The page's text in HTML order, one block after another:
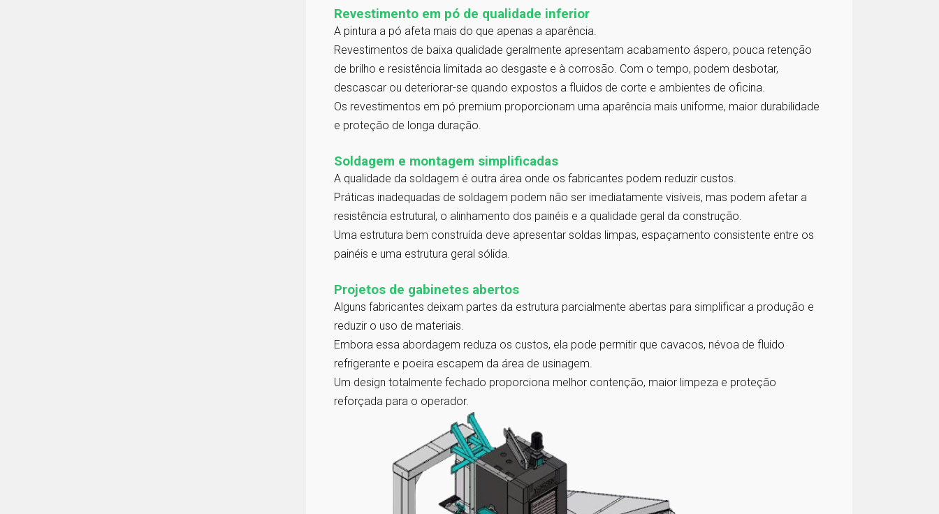
Revestimento em pó de qualidade inferior
A pintura a pó afeta mais do que apenas a aparência.
Revestimentos de baixa qualidade geralmente apresentam acabamento áspero, pouca retenção
de brilho e resistência limitada ao desgaste e à corrosão. Com o tempo, podem desbotar,
descascar ou deteriorar-se quando expostos a fluidos de corte e ambientes de oficina.
Os revestimentos em pó premium proporcionam uma aparência mais uniforme, maior durabilidade
e proteção de longa duração.
Soldagem e montagem simplificadas
A qualidade da soldagem é outra área onde os fabricantes podem reduzir custos.
Práticas inadequadas de soldagem podem não ser imediatamente visíveis, mas podem afetar a
resistência estrutural, o alinhamento dos painéis e a qualidade geral da construção.
Uma estrutura bem construída deve apresentar soldas limpas, espaçamento consistente entre os
painéis e uma estrutura geral sólida.
Projetos de gabinetes abertos
Alguns fabricantes deixam partes da estrutura parcialmente abertas para simplificar a produção e
reduzir o uso de materiais.
Embora essa abordagem reduza os custos, ela pode permitir que cavacos, névoa de fluido
refrigerante e poeira escapem da área de usinagem.
Um design totalmente fechado proporciona melhor contenção, maior limpeza e proteção
reforçada para o operador.